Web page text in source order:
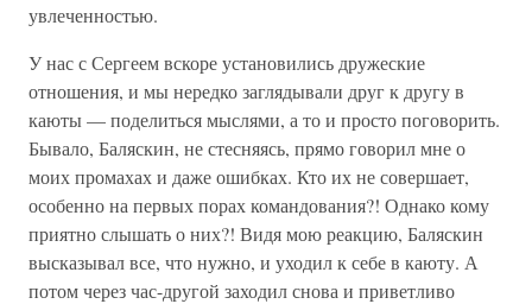
увлеченностью.
У нас с Сергеем вскоре установились дружеские
отношения, и мы нередко заглядывали друг к другу в
каюты — поделиться мыслями, а то и просто поговорить.
Бывало, Баляскин, не стесняясь, прямо говорил мне о
моих промахах и даже ошибках. Кто их не совершает,
особенно на первых порах командования?! Однако кому
приятно слышать о них?! Видя мою реакцию, Баляскин
высказывал все, что нужно, и уходил к себе в каюту. А
потом через час-другой заходил снова и приветливо